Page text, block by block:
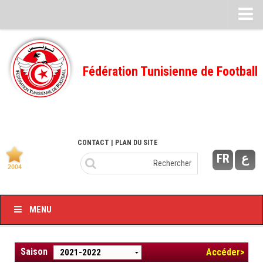
Feuille de match
FMI – 2022/2023
Ligue I – 2022/2023
Ligue I – 2020/2021
Ligue I – 2019/2020
–Ligue I-
Fédération Tunisienne de Football
FR ع
CONTACT | PLAN DU SITE
MENU
Saison Accéder>